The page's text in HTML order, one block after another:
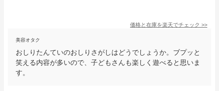
価格と在庫を楽天でチェック >>
美容オタク
おしりたんていのおしりさがしはどうでしょうか。ブプッと
笑える内容が多いので、子どもさんも楽しく遊べると思いま
す。